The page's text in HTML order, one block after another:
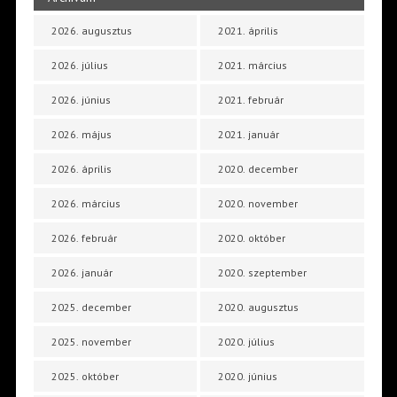
2026. augusztus
2026. július
2026. június
2026. május
2026. április
2026. március
2026. február
2026. január
2025. december
2025. november
2025. október
2021. április
2021. március
2021. február
2021. január
2020. december
2020. november
2020. október
2020. szeptember
2020. augusztus
2020. július
2020. június